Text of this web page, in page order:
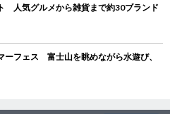
人気グルメから雑貨まで約30ブランド
ーフェス 富士山を眺めながら水遊び、